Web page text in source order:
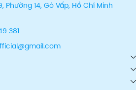
Phường 14, Gò Vấp, Hồ Chí Minh
381